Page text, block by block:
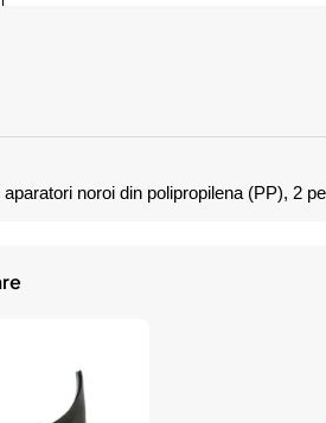
noroi din polipropilena (PP), 2